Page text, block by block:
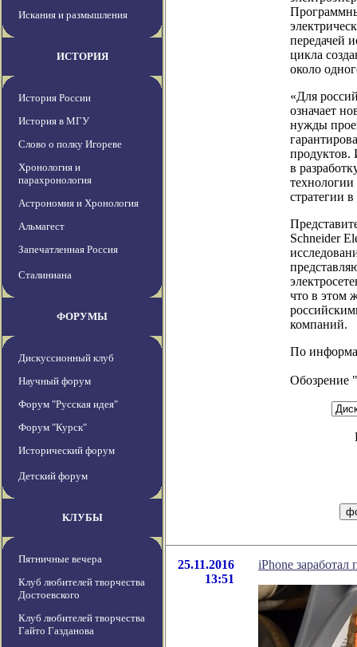
Искания и размышления
ИСТОРИЯ
История России
История в МГУ
Слово о полку Игореве
Хронология и
парахронология
Астрономия и Хронология
Альмагест
Запечатленная Россия
Сталиниана
ФОРУМЫ
Дискуссионный клуб
Научный форум
Форум "Русская идея"
Форум "Курск"
Исторический форум
Детский форум
КЛУБЫ
Пятничные вечера
Клуб любителей творчества
Достоевского
Клуб любителей творчества
Гайто Газданова
передачей
цикла
около
«Для
означает
нужды
продуктов.
в
стратегии
Schneider
что в этом
компаний.
По
Обозрение "
25.11.2016
13:51
iPhone заработал